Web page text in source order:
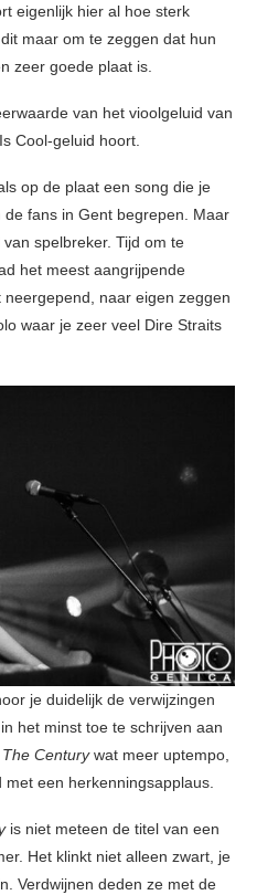
eigenlijk hier al hoe sterk
maar om te zeggen dat hun
zeer goede plaat is.
van het vioolgeluid van
Cool-geluid hoort.
op de plaat een song die je
fans in Gent begrepen. Maar
spelbreker. Tijd om te
het meest aangrijpende
naar eigen zeggen
waar je zeer veel Dire Straits
je duidelijk de verwijzingen
het minst toe te schrijven aan
Centurywat meer uptempo,
met een herkenningsapplaus.
is niet meteen de titel van een
Het klinkt niet alleen zwart, je
Verdwijnen deden ze met de